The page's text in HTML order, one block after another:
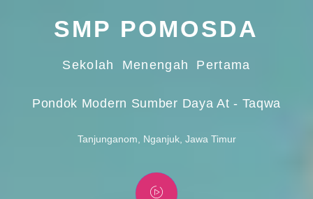
SMP POMOSDA
Sekolah Menengah Pertama
Pondok Modern Sumber Daya At - Taqwa
Tanjunganom, Nganjuk, Jawa Timur